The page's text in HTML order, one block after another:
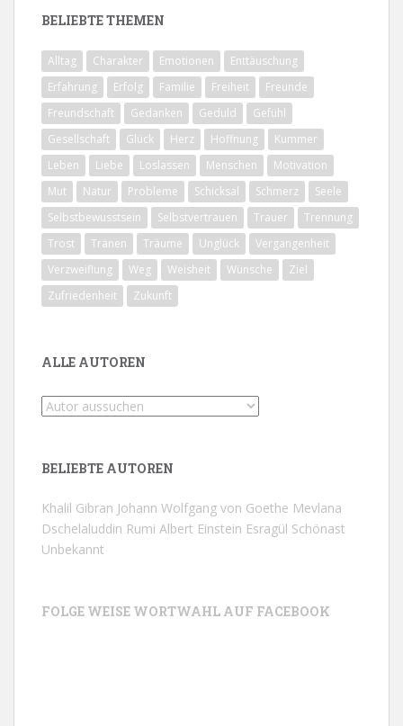
BELIEBTE THEMEN
Alltag Charakter Emotionen
Enttäuschung
Erfahrung
Erfolg Familie Freiheit
Freunde
Freundschaft
Gedanken Geduld
Gefühl
Gesellschaft
Glück Herz Hoffnung
Kummer
Leben
Liebe Loslassen Menschen
Motivation
Mut
Natur Probleme Schicksal Schmerz
Seele
Selbstbewusstsein
Selbstvertrauen Trauer
Trennung
Trost
Tränen Träume Unglück
Vergangenheit
Verzweiflung
Weg Weisheit Wünsche
Ziel
Zufriedenheit
Zukunft
ALLE AUTOREN
BELIEBTE AUTOREN
Khalil Gibran Johann Wolfgang von Goethe Mevlana
Dschelaluddin Rumi Albert Einstein Esragül Schönast
Unbekannt
FOLGE WEISE WORTWAHL AUF FACEBOOK